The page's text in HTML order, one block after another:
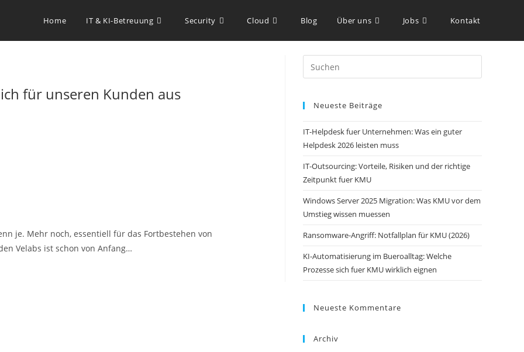
Home IT & KI-Betreuung Security Cloud Blog Über uns Jobs Kontakt
für unseren Kunden aus
je. Mehr noch, essentiell für das Fortbestehen von
Velabs ist schon von Anfang…
Neueste Beiträge
IT-Helpdesk fuer Unternehmen: Was ein guter
Helpdesk 2026 leisten muss
IT-Outsourcing: Vorteile, Risiken und der richtige
Zeitpunkt fuer KMU
Windows Server 2025 Migration: Was KMU vor dem
Umstieg wissen muessen
Ransomware-Angriff: Notfallplan für KMU (2026)
KI-Automatisierung im Bueroalltag: Welche
Prozesse sich fuer KMU wirklich eignen
Neueste Kommentare
Archiv